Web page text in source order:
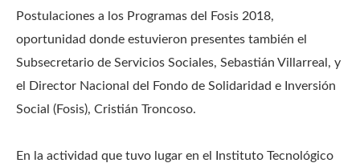
Postulaciones a los Programas del Fosis 2018,
oportunidad donde estuvieron presentes también el
Subsecretario de Servicios Sociales, Sebastián Villarreal, y
el Director Nacional del Fondo de Solidaridad e Inversión
Social (Fosis), Cristián Troncoso.
En la actividad que tuvo lugar en el Instituto Tecnológico